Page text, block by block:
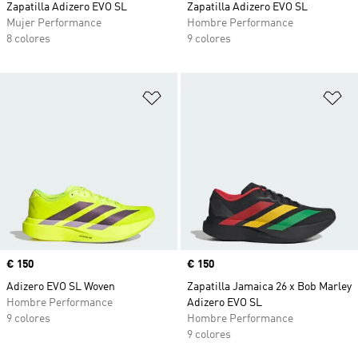
Zapatilla Adizero EVO SL
Mujer Performance
8 colores
Zapatilla Adizero EVO SL
Hombre Performance
9 colores
Precio
€ 150
Adizero EVO SL Woven
Hombre Performance
9 colores
Precio
€ 150
Zapatilla Jamaica 26 x Bob Marley
Adizero EVO SL
Hombre Performance
9 colores